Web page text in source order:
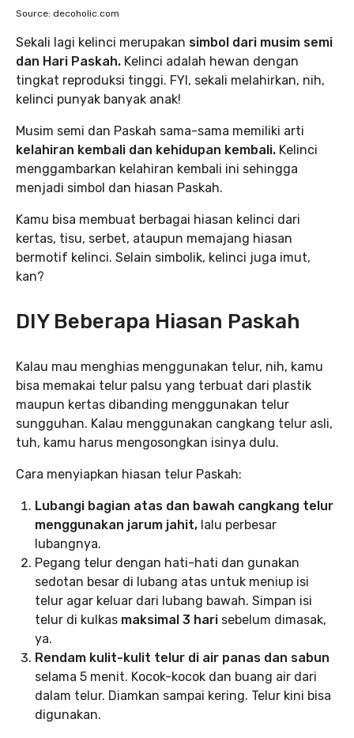
Source: decoholic.com
Sekali lagi kelinci merupakan simbol dari musim semi
dan Hari Paskah. Kelinci adalah hewan dengan
tingkat reproduksi tinggi. FYI, sekali melahirkan, nih,
kelinci punyak banyak anak!
Musim semi dan Paskah sama-sama memiliki arti
kelahiran kembali dan kehidupan kembali. Kelinci
menggambarkan kelahiran kembali ini sehingga
menjadi simbol dan hiasan Paskah.
Kamu bisa membuat berbagai hiasan kelinci dari
kertas, tisu, serbet, ataupun memajang hiasan
bermotif kelinci. Selain simbolik, kelinci juga imut,
kan?
DIY Beberapa Hiasan Paskah
Kalau mau menghias menggunakan telur, nih, kamu
bisa memakai telur palsu yang terbuat dari plastik
maupun kertas dibanding menggunakan telur
sungguhan. Kalau menggunakan cangkang telur asli,
tuh, kamu harus mengosongkan isinya dulu.
Cara menyiapkan hiasan telur Paskah:
Lubangi bagian atas dan bawah cangkang telur
menggunakan jarum jahit, lalu perbesar
lubangnya.
Pegang telur dengan hati-hati dan gunakan
sedotan besar di lubang atas untuk meniup isi
telur agar keluar dari lubang bawah. Simpan isi
telur di kulkas maksimal 3 hari sebelum dimasak,
ya.
Rendam kulit-kulit telur di air panas dan sabun
selama 5 menit. Kocok-kocok dan buang air dari
dalam telur. Diamkan sampai kering. Telur kini bisa
digunakan.